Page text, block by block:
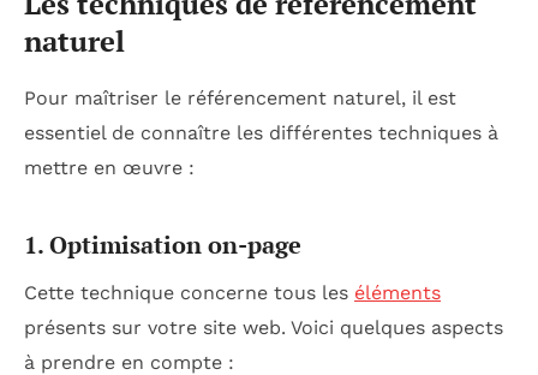
naturel
Pour maîtriser le référencement naturel, il est
essentiel de connaître les différentes techniques à
mettre en œuvre :
1. Optimisation on-page
Cette technique concerne tous les éléments
présents sur votre site web. Voici quelques aspects
à prendre en compte :